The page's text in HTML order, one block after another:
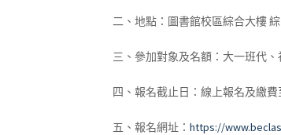
二、 地點：圖書館校區綜合大樓綜
三、 參加對象及名額：大一班代
四、 報名截止日： 線上報名及繳費
五、報名網址： https://